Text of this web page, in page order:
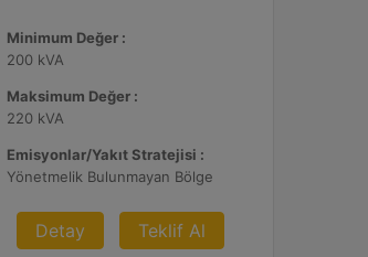
Minimum Değer :
200 kVA
Maksimum Değer :
220 kVA
Emisyonlar/Yakıt Stratejisi :
Yönetmelik Bulunmayan Bölge
Detay Teklif Al